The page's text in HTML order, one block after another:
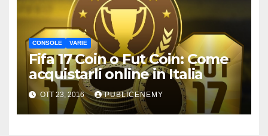
CONSOLE VARIE
Fifa 17 Coin o Fut Coin: Come
acquistarli online in Italia
OTT 23, 2016 PUBLICENEMY